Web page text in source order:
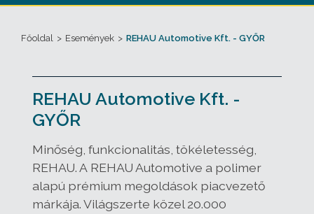
Főoldal > Események > REHAU Automotive Kft. - GYŐR
REHAU Automotive Kft. -
GYŐR
Minőség, funkcionalitás, tökéletesség,
REHAU. A REHAU Automotive a polimer
alapú prémium megoldások piacvezető
márkája. Világszerte közel 20.000